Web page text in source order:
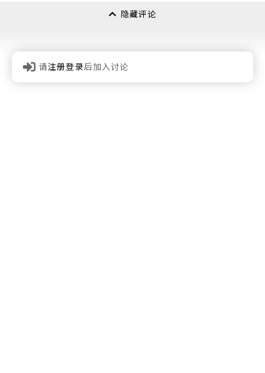
隐藏评论
请注册登录后加入讨论